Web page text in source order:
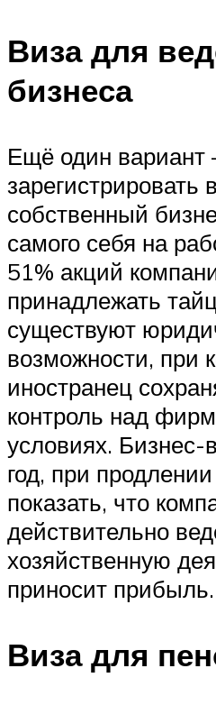
Виза для
бизнеса
Ещё один вариант
зарегистрировать
собственный
самого себя на
51% акций
принадлежать
существуют
возможности, при
иностранец
контроль над
условиях. Бизнес-
год, при
показать, что
действительно
хозяйственную
приносит прибыль.
Виза для